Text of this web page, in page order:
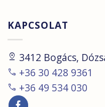
KAPCSOLAT
pin_drop 3412 Bogács,
call +36 30 428 9361
call +36 49 534 030